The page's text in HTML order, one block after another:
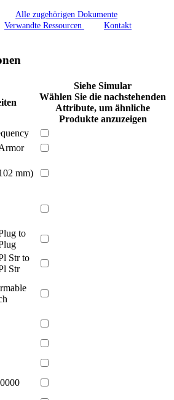
Alle zugehörigen Dokumente
Verwandte Ressourcen Kontakt
Siehe Simular
Wählen Sie die nachstehenden
Attribute, um ähnliche
Produkte anzuzeigen
mm)
to
Str to
Str